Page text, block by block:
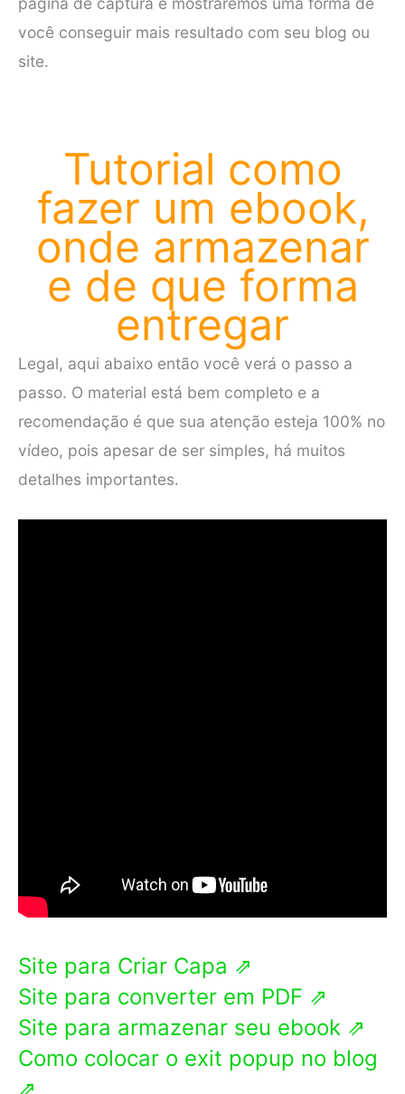
você conseguir mais resultado com seu blog ou
site.
Tutorial como
fazer um ebook,
onde armazenar
e de que forma
entregar
Legal, aqui abaixo então você verá o passo a
passo. O material está bem completo e a
recomendação é que sua atenção esteja 100% no
vídeo, pois apesar de ser simples, há muitos
detalhes importantes.
Site para Criar Capa ⇗
Site para converter em PDF ⇗
Site para armazenar seu ebook ⇗
Como colocar o exit popup no blog